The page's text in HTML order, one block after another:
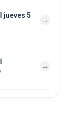
jueves 5